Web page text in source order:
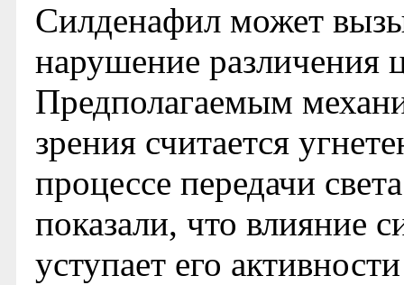
Силденафил может
нарушение различения
Предполагаемым
зрения считается
процессе передачи
показали, что влияние
уступает его